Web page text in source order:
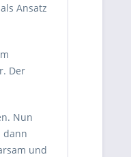
Ansatz
Der
Nun
dann
und